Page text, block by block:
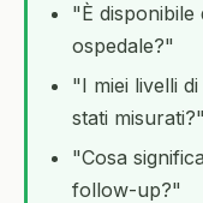
"È
ospedale?"
"I miei livelli
stati misurati?"
"Cosa
follow-up?"